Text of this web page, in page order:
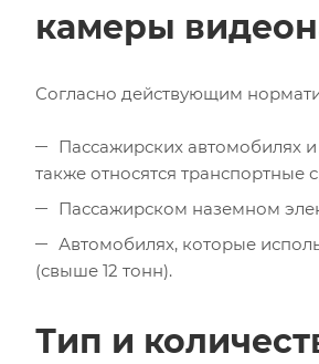
камеры
Согласно действующим
Пассажирских автомобилях
также относятся транспортные
Пассажирском наземном
Автомобилях, которые
(свыше 12 тонн).
Тип и